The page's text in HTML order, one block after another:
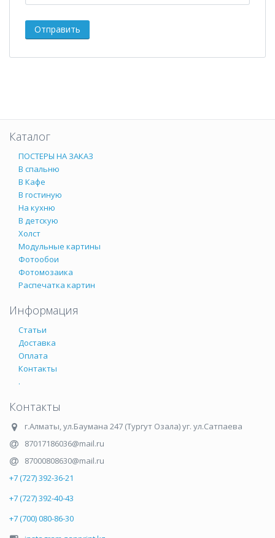
Каталог
ПОСТЕРЫ НА ЗАКАЗ
В спальню
В Кафе
В гостиную
На кухню
В детскую
Холст
Модульные картины
Фотообои
Фотомозаика
Распечатка картин
Информация
Статьи
Доставка
Оплата
Контакты
.
Контакты
г.Алматы,ул.Баумана 247 (Тургут Озала) уг. ул.Сатпаева
87017186036@mail.ru
87000808630@mail.ru
+7 (727) 392-36-21
+7 (727) 392-40-43
+7 (700) 080-86-30